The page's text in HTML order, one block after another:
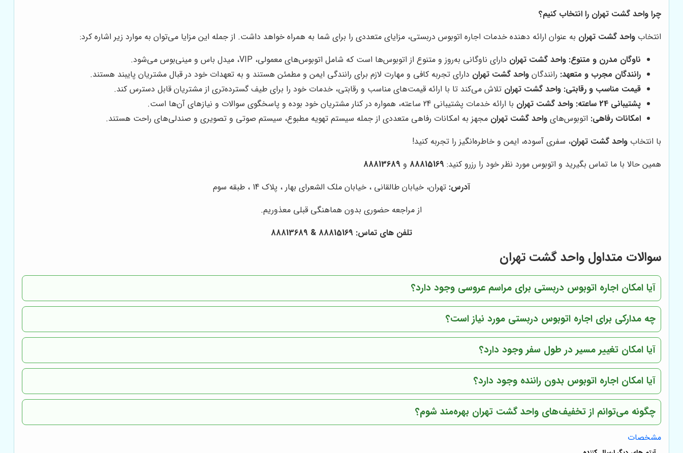
چرا واحد گشت تهران را انتخاب کنیم؟
انتخاب واحد گشت تهران به عنوان ارائه دهنده خدمات اجاره اتوبوس دربستی، مزایای متعددی را برای شما به همراه خواهد داشت. از جمله این مزایا می‌توان به موارد زیر اشاره کرد:
ناوگان مدرن و متنوع: واحد گشت تهران دارای ناوگانی به‌روز و متنوع از اتوبوس‌ها است که شامل اتوبوس‌های معمولی، VIP، میدل باس و مینی‌بوس می‌شود.
رانندگان مجرب و متعهد: رانندگان واحد گشت تهران دارای تجربه کافی و مهارت لازم برای رانندگی ایمن و مطمئن هستند و به تعهدات خود در قبال مشتریان پایبند هستند.
قیمت مناسب و رقابتی: واحد گشت تهران تلاش می‌کند تا با ارائه قیمت‌های مناسب و رقابتی، خدمات خود را برای طیف گسترده‌تری از مشتریان قابل دسترس کند.
پشتیبانی 24 ساعته:
واحد گشت تهران با ارائه خدمات پشتیبانی 24 ساعته، همواره در کنار مشتریان خود بوده و پاسخگوی سوالات و نیازهای آن‌ها است.
امکانات رفاهی: اتوبوس‌های واحد گشت تهران مجهز به امکانات رفاهی متعددی از جمله سیستم تهویه مطبوع، سیستم صوتی و تصویری و صندلی‌های راحت هستند.
با انتخاب واحد گشت تهران، سفری آسوده، ایمن و خاطره‌انگیز را تجربه کنید!
همین حالا با ما تماس بگیرید و اتوبوس مورد نظر خود را رزرو کنید: 88815169 و 88813689
آدرس: تهران، خیابان طالقانی ، خیابان ملک الشعرای بهار ، پلاک 14 ، طبقه سوم
از مراجعه حضوری بدون هماهنگی قبلی معذوریم.
تلفن های تماس:88815169
&
88813689
سوالات متداول واحد گشت تهران
آیا امکان اجاره اتوبوس دربستی برای مراسم عروسی وجود دارد؟
چه مدارکی برای اجاره اتوبوس دربستی مورد نیاز است؟
آیا امکان تغییر مسیر در طول سفر وجود دارد؟
آیا امکان اجاره اتوبوس بدون راننده وجود دارد؟
چگونه می‌توانم از تخفیف‌های واحد گشت تهران بهره‌مند شوم؟
مشخصات